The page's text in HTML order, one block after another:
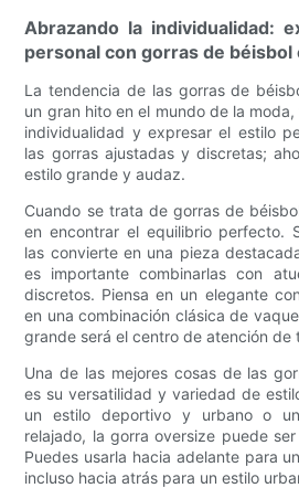
Abrazando la individualidad:
personal con gorras de
La tendencia de las gorras de
un gran hito en el mundo de la
individualidad y expresar el estilo
las gorras ajustadas y discretas;
estilo grande y audaz.
Cuando se trata de gorras de
en encontrar el equilibrio perfecto.
las convierte en una pieza
es importante combinarlas con
discretos. Piensa en un elegante
en una combinación clásica de
grande será el centro de atención de
Una de las mejores cosas de las
es su versatilidad y variedad de
un estilo deportivo y urbano o
relajado, la gorra oversize puede
Puedes usarla hacia adelante para
incluso hacia atrás para un estilo